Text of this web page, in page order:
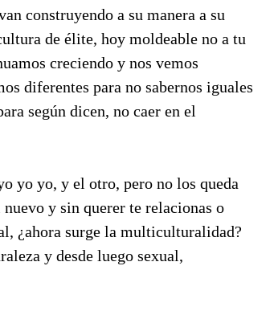
construyendo a su manera a su
de élite, hoy moldeable no a tu
creciendo y nos vemos
diferentes para no sabernos iguales
según dicen, no caer en el
yo yo, y el otro, pero no los queda
y sin querer te relacionas o
¿ahora surge la multiculturalidad?
y desde luego sexual,